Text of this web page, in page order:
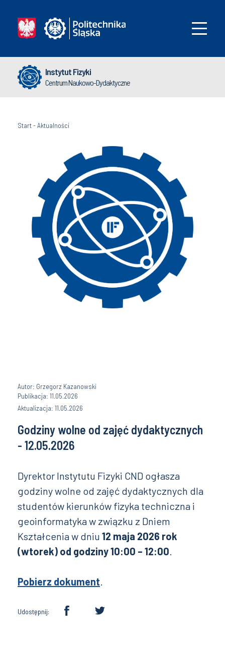
Instytut Fizyki
Centrum Naukowo-Dydaktyczne
Start-Aktualności
Autor: Grzegorz Kazanowski
Publikacja: 11.05.2026
Aktualizacja: 11.05.2026
Godziny wolne od zajęć dydaktycznych
- 12.05.2026
Dyrektor Instytutu Fizyki CND ogłasza
godziny wolne od zajęć dydaktycznych dla
studentów kierunków fizyka techniczna i
geoinformatyka w związku z Dniem
Kształcenia w dniu 12 maja 2026 rok
(wtorek) od godziny 10:00 – 12:00.
Pobierz dokument.
Udostępnij: